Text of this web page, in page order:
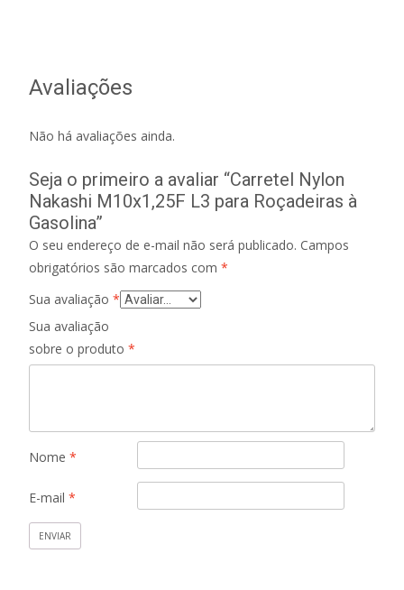
Avaliações
Não há avaliações ainda.
Seja o primeiro a avaliar “Carretel Nylon
Nakashi M10x1,25F L3 para Roçadeiras à
Gasolina”
O seu endereço de e-mail não será publicado. Campos
obrigatórios são marcados com *
Sua avaliação *
Sua avaliação
sobre o produto *
Nome *
E-mail *